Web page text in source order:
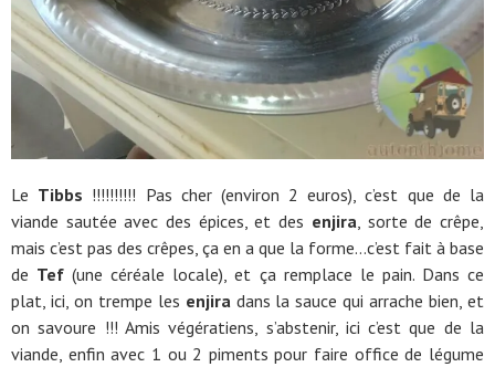
Le Tibbs !!!!!!!!!! Pas cher (environ 2 euros), c’est que de la
viande sautée avec des épices, et des enjira , sorte de crêpe,
mais c’est pas des crêpes, ça en a que la forme…c’est fait à base
de Tef (une céréale locale), et ça remplace le pain. Dans ce
plat, ici, on trempe les enjira dans la sauce qui arrache bien, et
on savoure !!! Amis végératiens, s’abstenir, ici c’est que de la
viande, enfin avec 1 ou 2 piments pour faire office de légume